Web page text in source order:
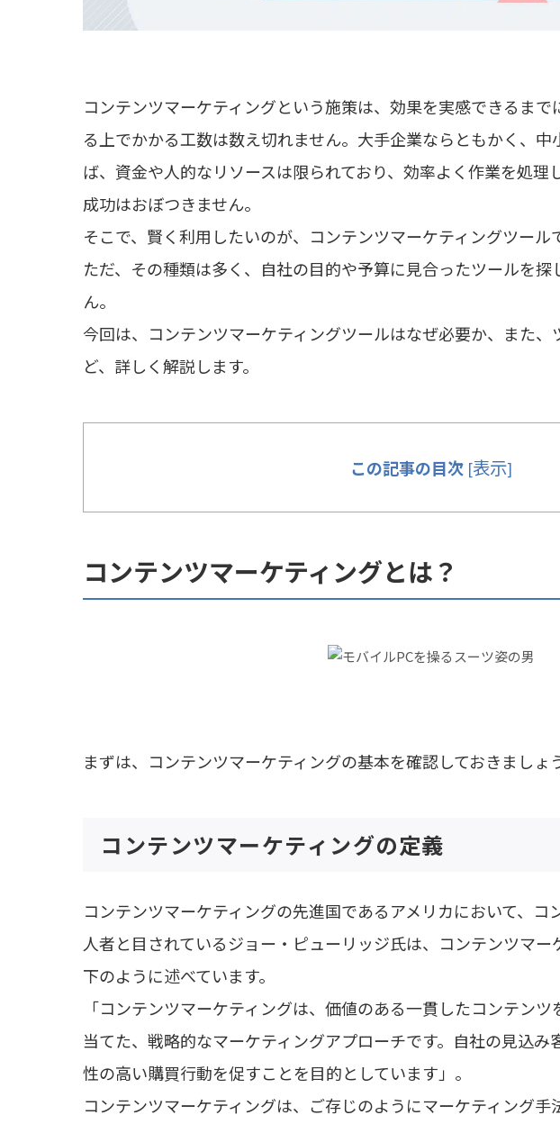
コンテンツマーケティングという施策は、効果を実感できるま
る上でかかる工数は数え切れません。大手企業ならともかく、
ば、資金や人的なリソースは限られており、効率よく作業を処
成功はおぼつきません。
そこで、賢く利用したいのが、コンテンツマーケティングツール
ただ、その種類は多く、自社の目的や予算に見合ったツールを
ん。
今回は、コンテンツマーケティングツールはなぜ必要か、また
ど、詳しく解説します。
この記事の目次 [表示]
コンテンツマーケティングとは？
まずは、コンテンツマーケティングの基本を確認しておきましょ
コンテンツマーケティングの定義
コンテンツマーケティングの先進国であるアメリカにおいて、
人者と目されているジョー・ピューリッジ氏は、コンテンツマー
下のように述べています。
「コンテンツマーケティングは、価値のある一貫したコンテン
当てた、戦略的なマーケティングアプローチです。自社の見込
性の高い購買行動を促すことを目的としています」。
コンテンツマーケティングは、ご存じのようにマーケティング手